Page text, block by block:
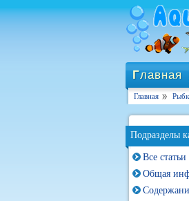
Главная
Главная
Подразделы
Все статьи
Общая